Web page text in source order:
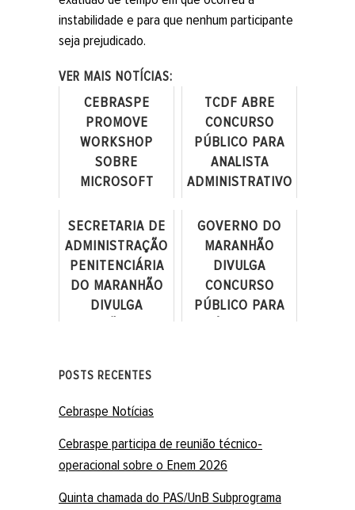
instabilidade e para que nenhum participante
seja prejudicado.
VER MAIS NOTÍCIAS:
CEBRASPE
PROMOVE
WORKSHOP
SOBRE
MICROSOFT
COLABORADORES
TCDF ABRE
CONCURSO
PÚBLICO PARA
ANALISTA
ADMINISTRATIVO
EXTERNO
SECRETARIA DE
ADMINISTRAÇÃO
PENITENCIÁRIA
DO MARANHÃO
DIVULGA
GOVERNO DO
MARANHÃO
DIVULGA
CONCURSO
PÚBLICO PARA
POSTS RECENTES
Cebraspe Notícias
Cebraspe participa de reunião técnico-
operacional sobre o Enem 2026
Quinta chamada do PAS/UnB Subprograma